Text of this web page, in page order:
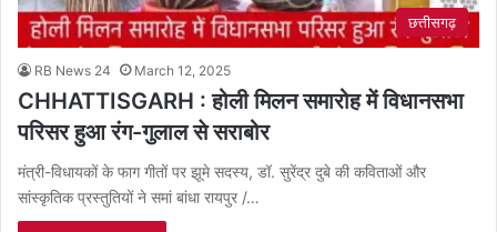
छत्तीसगढ़
RB News 24 March 12, 2025
CHHATTISGARH : होली मिलन समारोह में विधानसभा
परिसर हुआ रंग-गुलाल से सराबोर
मंत्री-विधायकों के फाग गीतों पर झूमे सदस्य, डॉ. सुरेंद्र दुबे की कविताओं और
सांस्कृतिक प्रस्तुतियों ने समां बांधा रायपुर /…